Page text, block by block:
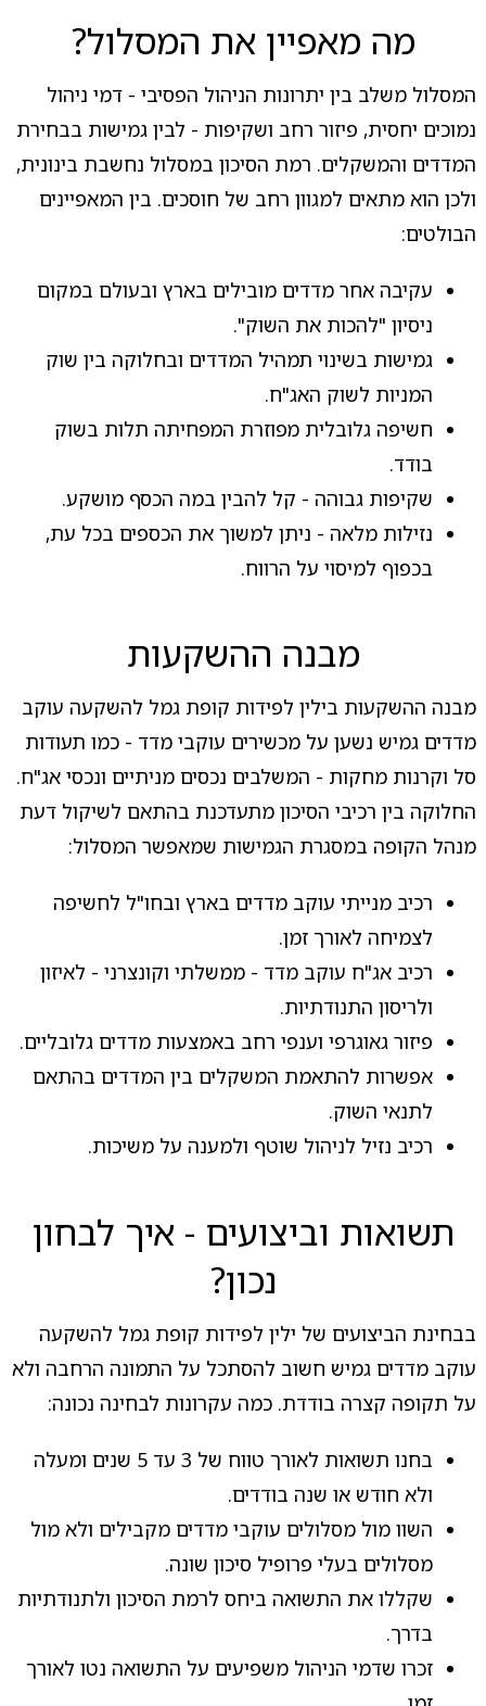
מה מאפיין את המסלול?
המסלול משלב בין יתרונות הניהול הפסיבי - דמי ניהול
נמוכים יחסית, פיזור רחב ושקיפות - לבין גמישות בבחירת
המדדים והמשקלים. רמת הסיכון במסלול נחשבת בינונית,
ולכן הוא מתאים למגוון רחב של חוסכים. בין המאפיינים
הבולטים:
עקיבה אחר מדדים מובילים בארץ ובעולם במקום
ניסיון "להכות את השוק".
גמישות בשינוי תמהיל המדדים ובחלוקה בין שוק
המניות לשוק האג"ח.
חשיפה גלובלית מפוזרת המפחיתה תלות בשוק
בודד.
שקיפות גבוהה - קל להבין במה הכסף מושקע.
נזילות מלאה - ניתן למשוך את הכספים בכל עת,
בכפוף למיסוי על הרווח.
מבנה ההשקעות
מבנה ההשקעות בילין לפידות קופת גמל להשקעה עוקב
מדדים גמיש נשען על מכשירים עוקבי מדד - כמו תעודות
סל וקרנות מחקות - המשלבים נכסים מניתיים ונכסי אג"ח.
החלוקה בין רכיבי הסיכון מתעדכנת בהתאם לשיקול דעת
מנהל הקופה במסגרת הגמישות שמאפשר המסלול:
רכיב מנייתי עוקב מדדים בארץ ובחו"ל לחשיפה
לצמיחה לאורך זמן.
רכיב אג"ח עוקב מדד - ממשלתי וקונצרני - לאיזון
ולריסון התנודתיות.
פיזור גאוגרפי וענפי רחב באמצעות מדדים גלובליים.
אפשרות להתאמת המשקלים בין המדדים בהתאם
לתנאי השוק.
רכיב נזיל לניהול שוטף ולמענה על משיכות.
תשואות וביצועים - איך לבחון
נכון?
בבחינת הביצועים של ילין לפידות קופת גמל להשקעה
עוקב מדדים גמיש חשוב להסתכל על התמונה הרחבה ולא
על תקופה קצרה בודדת. כמה עקרונות לבחינה נכונה:
בחנו תשואות לאורך טווח של 3 עד 5 שנים ומעלה
ולא חודש או שנה בודדים.
השוו מול מסלולים עוקבי מדדים מקבילים ולא מול
מסלולים בעלי פרופיל סיכון שונה.
שקללו את התשואה ביחס לרמת הסיכון ולתנודתיות
בדרך.
זכרו שדמי הניהול משפיעים על התשואה נטו לאורך